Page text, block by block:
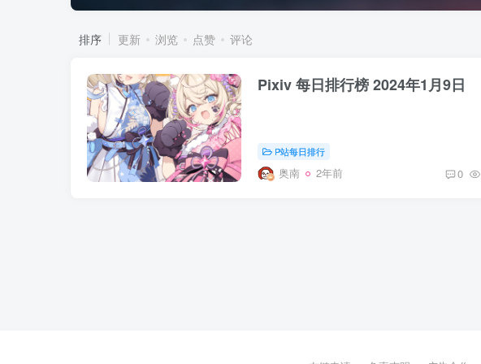
排序 更新 浏览 点赞 评论
Pixiv 每日排行榜 2024年1月9日
P站每日排行
奥南 2年前 0